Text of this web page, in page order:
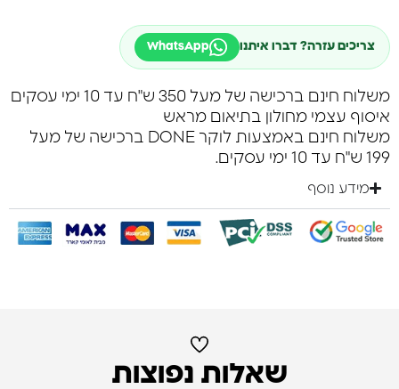
צריכים עזרה? דברו איתנו WhatsApp
משלוח חינם ברכישה של מעל 350 ש"ח עד 10 ימי עסקים
איסוף עצמי מחולון בתיאום מראש
משלוח חינם באמצעות לוקר DONE ברכישה של מעל
199 ש"ח עד 10 ימי עסקים.
מידע נוסף
שאלות נפוצות